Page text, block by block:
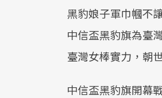
黑豹娘子軍巾幗不
中信盃黑豹旗為臺
臺灣女棒實力，朝
中信盃黑豹旗開幕